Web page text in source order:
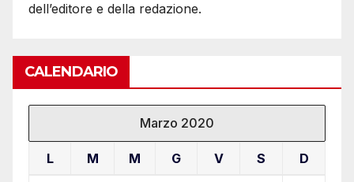
dell’editore e della redazione.
CALENDARIO
Marzo 2020
L M M G V S D